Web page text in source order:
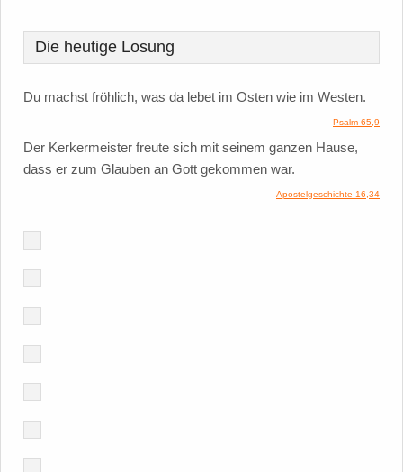
Die heutige Losung
Du machst fröhlich, was da lebet im Osten wie im Westen.
Psalm 65,9
Der Kerkermeister freute sich mit seinem ganzen Hause,
dass er zum Glauben an Gott gekommen war.
Apostelgeschichte 16,34